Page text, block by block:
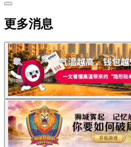
更多消息